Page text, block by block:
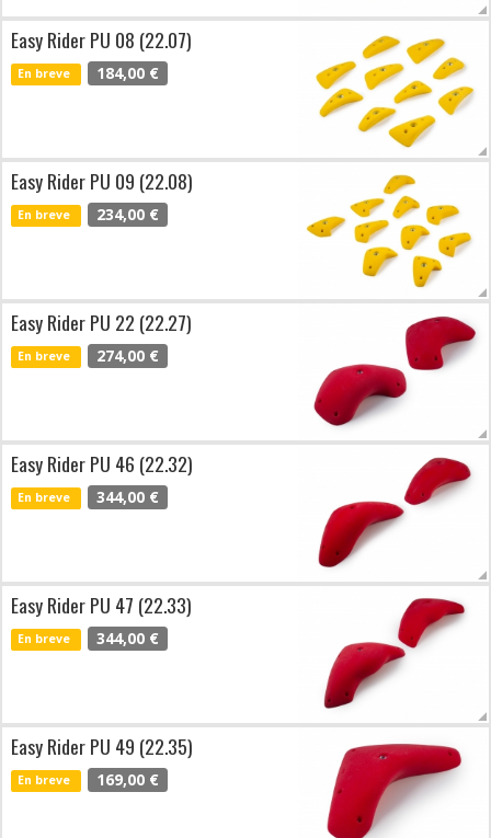
Easy Rider PU 08 (22.07)
En breve 184,00 €
Easy Rider PU 09 (22.08)
En breve 234,00 €
Easy Rider PU 22 (22.27)
En breve 274,00 €
Easy Rider PU 46 (22.32)
En breve 344,00 €
Easy Rider PU 47 (22.33)
En breve 344,00 €
Easy Rider PU 49 (22.35)
En breve 169,00 €